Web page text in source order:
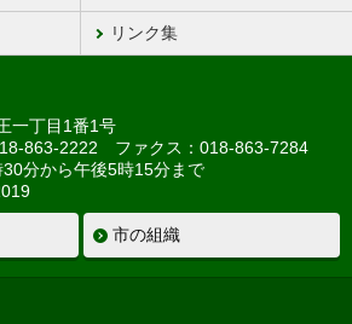
リンク集
一丁目1番1号
863-2222 ファクス：018-863-7284
分から午後5時15分まで
市の組織